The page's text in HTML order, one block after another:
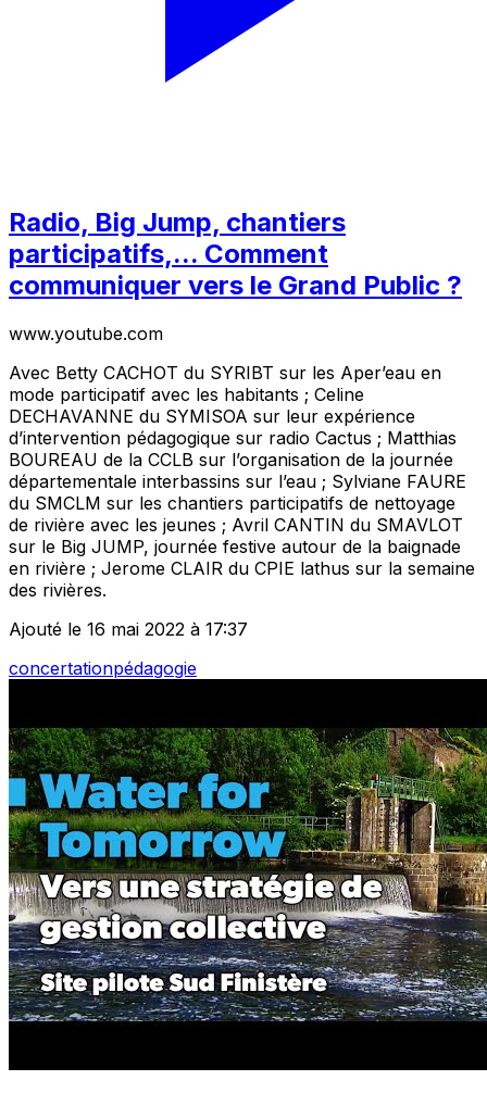
Radio, Big Jump, chantiers
participatifs,... Comment
communiquer vers le Grand Public ?
www.youtube.com
Avec Betty CACHOT du SYRIBT sur les Aper’eau en
mode participatif avec les habitants ; Celine
DECHAVANNE du SYMISOA sur leur expérience
d’intervention pédagogique sur radio Cactus ; Matthias
BOUREAU de la CCLB sur l’organisation de la journée
départementale interbassins sur l’eau ; Sylviane FAURE
du SMCLM sur les chantiers participatifs de nettoyage
de rivière avec les jeunes ; Avril CANTIN du SMAVLOT
sur le Big JUMP, journée festive autour de la baignade
en rivière ; Jerome CLAIR du CPIE lathus sur la semaine
des rivières.
Ajouté le 16 mai 2022 à 17:37
concertationpédagogie